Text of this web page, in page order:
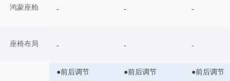
鸿蒙座舱
座椅布局
- - -
- - -
●前后调节
●前后调节
●前后调节